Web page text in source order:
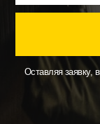
Оставляя заявку,